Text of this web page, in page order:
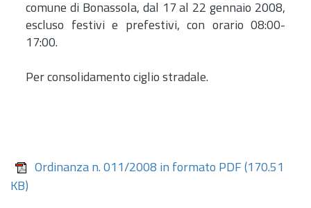
comune di Bonassola, dal 17 al 22 gennaio 2008,
escluso festivi e prefestivi, con orario 08:00-
17:00.
Per consolidamento ciglio stradale.
Ordinanza n. 011/2008 in formato PDF (170.51
KB)